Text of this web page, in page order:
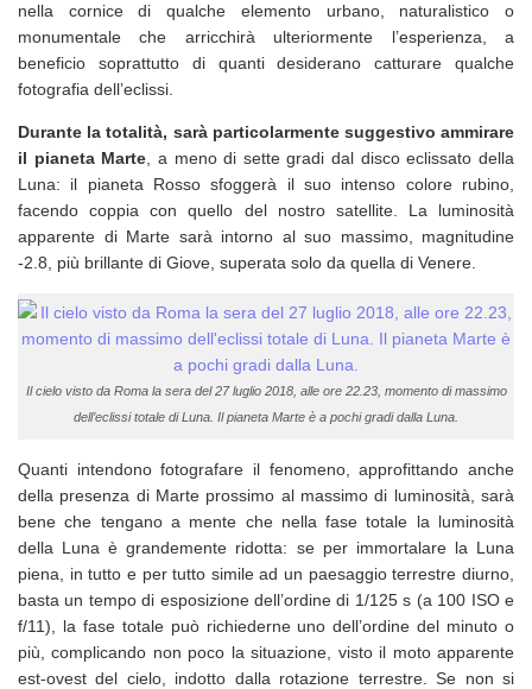
nella cornice di qualche elemento urbano, naturalistico o
monumentale che arricchirà ulteriormente l’esperienza, a
beneficio soprattutto di quanti desiderano catturare qualche
fotografia dell’eclissi.
Durante la totalità, sarà particolarmente suggestivo ammirare
il pianeta Marte, a meno di sette gradi dal disco eclissato della
Luna: il pianeta Rosso sfoggerà il suo intenso colore rubino,
facendo coppia con quello del nostro satellite. La luminosità
apparente di Marte sarà intorno al suo massimo, magnitudine
-2.8, più brillante di Giove, superata solo da quella di Venere.
Il cielo visto da Roma la sera del 27 luglio 2018, alle ore 22.23, momento di massimo
dell’eclissi totale di Luna. Il pianeta Marte è a pochi gradi dalla Luna.
Quanti intendono fotografare il fenomeno, approfittando anche
della presenza di Marte prossimo al massimo di luminosità, sarà
bene che tengano a mente che nella fase totale la luminosità
della Luna è grandemente ridotta: se per immortalare la Luna
piena, in tutto e per tutto simile ad un paesaggio terrestre diurno,
basta un tempo di esposizione dell’ordine di 1/125 s (a 100 ISO e
f/11), la fase totale può richiederne uno dell’ordine del minuto o
più, complicando non poco la situazione, visto il moto apparente
est-ovest del cielo, indotto dalla rotazione terrestre. Se non si